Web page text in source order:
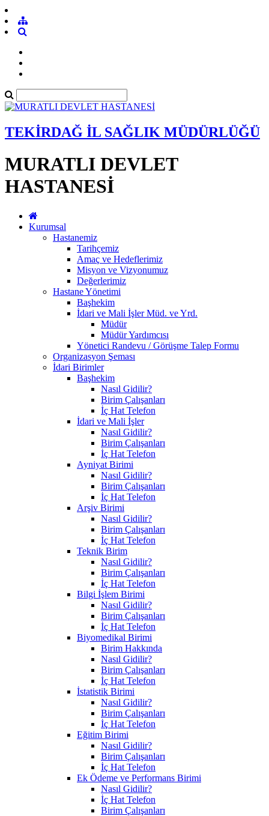
TEKİRDAĞ İL SAĞLIK MÜDÜRLÜĞÜ
MURATLI DEVLET
HASTANESİ
Kurumsal
Hastanemiz
Tarihçemiz
Amaç ve Hedeflerimiz
Misyon ve Vizyonumuz
Değerlerimiz
Hastane Yönetimi
Başhekim
İdari ve Mali İşler Müd. ve Yrd.
Müdür
Müdür Yardımcısı
Yönetici Randevu / Görüşme Talep Formu
Organizasyon Şeması
İdari Birimler
Başhekim
Nasıl Gidilir?
Birim Çalışanları
İç Hat Telefon
İdari ve Mali İşler
Nasıl Gidilir?
Birim Çalışanları
İç Hat Telefon
Ayniyat Birimi
Nasıl Gidilir?
Birim Çalışanları
İç Hat Telefon
Arşiv Birimi
Nasıl Gidilir?
Birim Çalışanları
İç Hat Telefon
Teknik Birim
Nasıl Gidilir?
Birim Çalışanları
İç Hat Telefon
Bilgi İşlem Birimi
Nasıl Gidilir?
Birim Çalışanları
İç Hat Telefon
Biyomedikal Birimi
Birim Hakkında
Nasıl Gidilir?
Birim Çalışanları
İç Hat Telefon
İstatistik Birimi
Nasıl Gidilir?
Birim Çalışanları
İç Hat Telefon
Eğitim Birimi
Nasıl Gidilir?
Birim Çalışanları
İç Hat Telefon
Ek Ödeme ve Performans Birimi
Nasıl Gidilir?
İç Hat Telefon
Birim Çalışanları